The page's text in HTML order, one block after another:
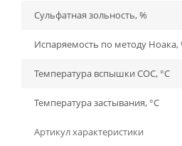
Сульфатная зольность, %
Испаряемость по методу Ноака,
Температура вспышки СОС, °С
Температура застывания, °С
Артикул характеристики